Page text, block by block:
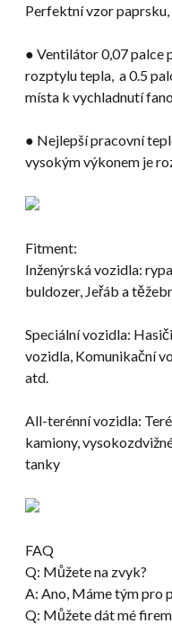
Perfektní vzor paprsku,
● Ventilátor 0,07 palce
rozptylu tepla, a 0.5
místa k vychladnutí
● Nejlepší pracovní
vysokým výkonem je
Fitment:
Inženýrská vozidla:
buldozer, Jeřáb a
Speciální vozidla:
vozidla, Komunikační
atd.
All-terénní vozidla:
kamiony,
tanky
FAQ
Q: Můžete na zvyk?
A: Ano, Máme tým pro
Q: Můžete dát mé